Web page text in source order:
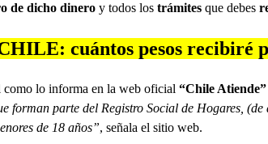
de dicho dinero y todos los trámites que debes
cuántos pesos recibiré
como lo informa en la web oficial “Chile Atiende”
forman parte del Registro Social de Hogares,
de 18 años”, señala el sitio web.